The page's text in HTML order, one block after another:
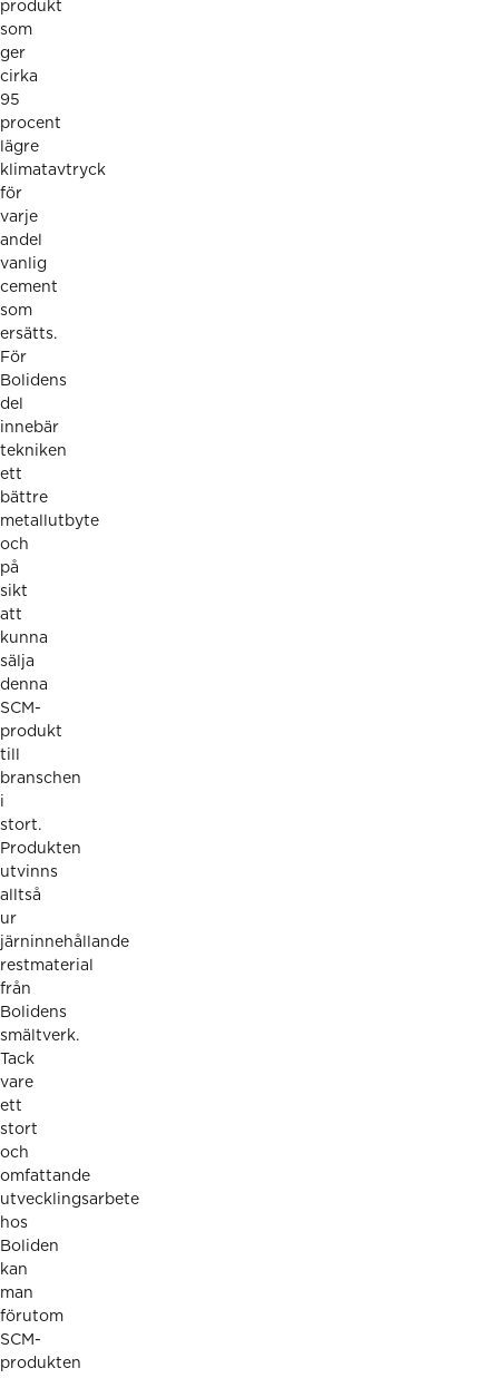
produkt
som
ger
cirka
95
procent
lägre
klimatavtryck
för
varje
andel
vanlig
cement
som
ersätts.
För
Bolidens
del
innebär
tekniken
ett
bättre
metallutbyte
och
på
sikt
att
kunna
sälja
denna
SCM-
produkt
till
branschen
i
stort.
Produkten
utvinns
alltså
ur
järninnehållande
restmaterial
från
Bolidens
smältverk.
Tack
vare
ett
stort
och
omfattande
utvecklingsarbete
hos
Boliden
kan
man
förutom
SCM-
produkten